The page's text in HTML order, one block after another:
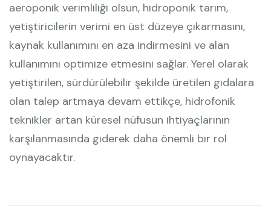
aeroponik verimliliği olsun, hidroponik tarım,
yetiştiricilerin verimi en üst düzeye çıkarmasını,
kaynak kullanımını en aza indirmesini ve alan
kullanımını optimize etmesini sağlar. Yerel olarak
yetiştirilen, sürdürülebilir şekilde üretilen gıdalara
olan talep artmaya devam ettikçe, hidrofonik
teknikler artan küresel nüfusun ihtiyaçlarının
karşılanmasında giderek daha önemli bir rol
oynayacaktır.